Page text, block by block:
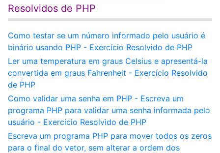
Resolvidos de PHP
Como testar se um número informado pelo usuário é
binário usando PHP - Exercício Resolvido de PHP
Ler uma temperatura em graus Celsius e apresentá-la
convertida em graus Fahrenheit - Exercício Resolvido
de PHP
Como validar uma senha em PHP - Escreva um
programa PHP para validar uma senha informada pelo
usuário - Exercício Resolvido de PHP
Escreva um programa PHP para mover todos os zeros
para o final do vetor, sem alterar a ordem dos